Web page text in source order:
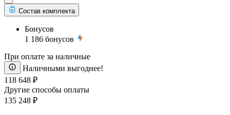
Состав комплекта
Бонусов
1 186 бонусов
При оплате за наличные
Наличными выгоднее!
118 648 ₽
Другие способы оплаты
135 248 ₽